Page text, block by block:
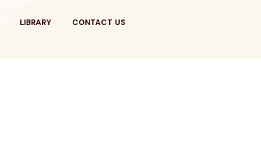
LIBRARY CONTACT US